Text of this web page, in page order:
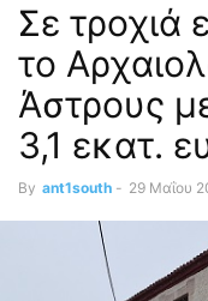
Σε τροχιά
το
Άστρους
3,1 εκατ.
By ant1south - 29 Μαΐου